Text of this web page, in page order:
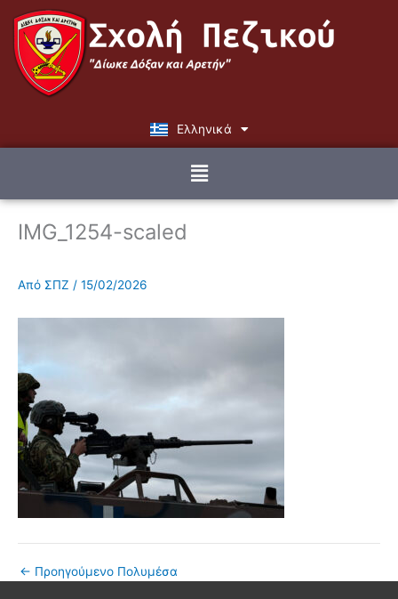
Μετάβαση
στο
περιεχόμενο
Ελληνικά
English
Menu
IMG_1254-scaled
Από ΣΠΖ / 15/02/2026
← Προηγούμενο Πολυμέσα